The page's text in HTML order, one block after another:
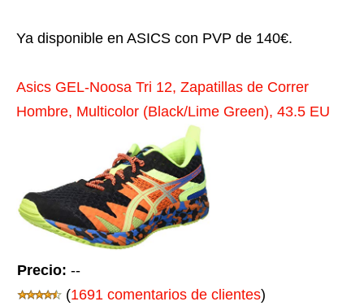
Ya disponible en ASICS con PVP de 140€.
Asics GEL-Noosa Tri 12, Zapatillas de Correr
Hombre, Multicolor (Black/Lime Green), 43.5 EU
Precio: --
(1691 comentarios de clientes)